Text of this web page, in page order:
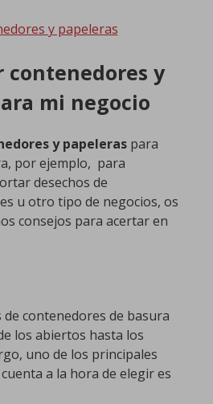
contenedores y
mi negocio
y papeleras para
por ejemplo, para
desechos de
u otro tipo de negocios, os
consejos para acertar en
contenedores de basura
los abiertos hasta los
uno de los principales
a la hora de elegir es